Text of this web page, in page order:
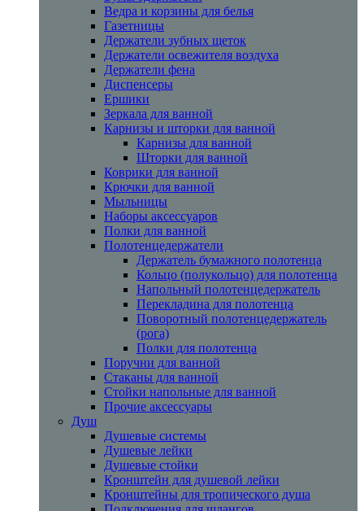
Ведра и корзины для белья
Газетницы
Держатели зубных щеток
Держатели освежителя воздуха
Держатели фена
Диспенсеры
Ершики
Зеркала для ванной
Карнизы и шторки для ванной
Карнизы для ванной
Шторки для ванной
Коврики для ванной
Крючки для ванной
Мыльницы
Наборы аксессуаров
Полки для ванной
Полотенцедержатели
Держатель бумажного полотенца
Кольцо (полукольцо) для полотенца
Напольный полотенцедержатель
Перекладина для полотенца
Поворотный полотенцедержатель
(рога)
Полки для полотенца
Поручни для ванной
Стаканы для ванной
Стойки напольные для ванной
Прочие аксессуары
Душ
Душевые системы
Душевые лейки
Душевые стойки
Кронштейн для душевой лейки
Кронштейны для тропического душа